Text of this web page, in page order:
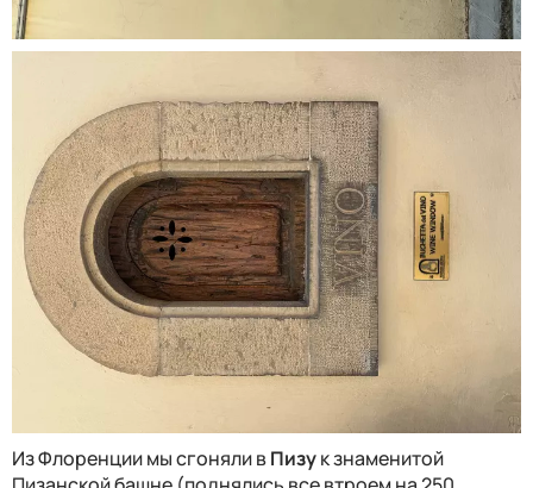
Из Флоренции мы сгоняли вПизук знаменитой